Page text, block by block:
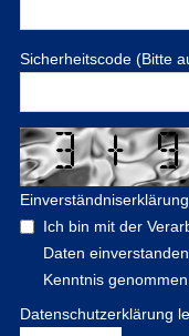
Sicherheitscode (Bitte
Einverständniserklärung
Ich bin mit der
Daten
Kenntnis
Datenschutzerklärung